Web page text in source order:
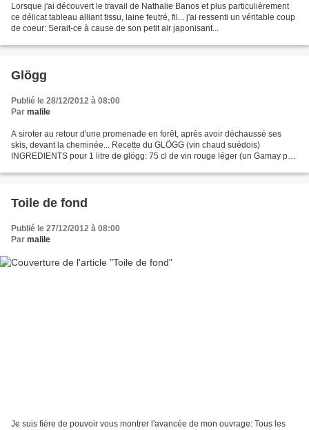
Lorsque j'ai découvert le travail de Nathalie Banos et plus particulièrement
ce délicat tableau alliant tissu, laine feutré, fil... j'ai ressenti un véritable coup
de coeur: Serait-ce à cause de son petit air japonisant...
Glögg
Publié le 28/12/2012 à 08:00
Par malile
A siroter au retour d'une promenade en forêt, après avoir déchaussé ses
skis, devant la cheminée... Recette du GLÖGG (vin chaud suédois)
INGREDIENTS pour 1 litre de glögg: 75 cl de vin rouge léger (un Gamay par
Toile de fond
Publié le 27/12/2012 à 08:00
Par malile
Je suis fière de pouvoir vous montrer l'avancée de mon ouvrage: Tous les